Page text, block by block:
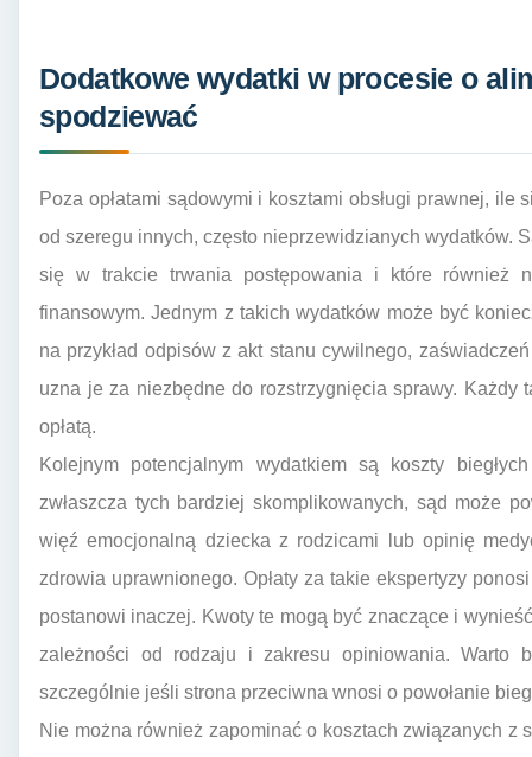
Dodatkowe wydatki w procesie o
spodziewać
Poza opłatami sądowymi i kosztami obsługi prawnej, ile
od szeregu innych, często nieprzewidzianych wydatków.
się w trakcie trwania postępowania i które również
finansowym. Jednym z takich wydatków może być
na przykład odpisów z akt stanu cywilnego,
uzna je za niezbędne do rozstrzygnięcia sprawy. Każdy
opłatą.
Kolejnym potencjalnym wydatkiem są koszty
zwłaszcza tych bardziej skomplikowanych, sąd może
więź emocjonalną dziecka z rodzicami lub opinię
zdrowia uprawnionego. Opłaty za takie ekspertyzy
postanowi inaczej. Kwoty te mogą być znaczące i
zależności od rodzaju i zakresu opiniowania. Warto
szczególnie jeśli strona przeciwna wnosi o powołanie
Nie można również zapominać o kosztach związanych z